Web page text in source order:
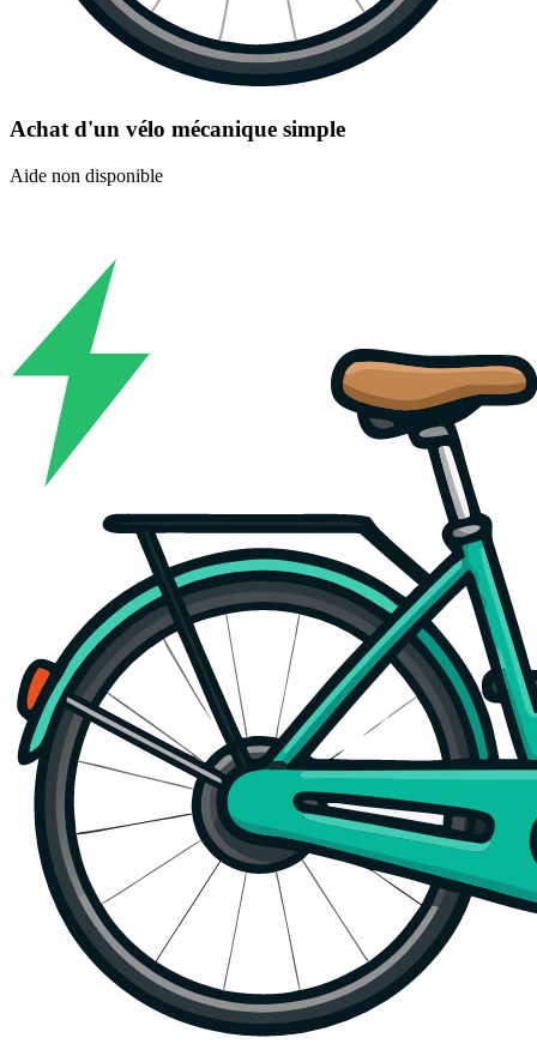
Achat d'un vélo mécanique simple
Aide non disponible